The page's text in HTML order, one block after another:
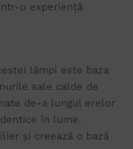
o experiență
lămpi este baza
sale calde de
de-a lungul erelor
în lume.
și creează o bază